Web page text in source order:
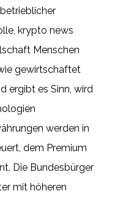
krypto news
Menschen
gewirtschaftet
ergibt es Sinn, wird
werden in
dem Premium
Die Bundesbürger
mit höheren